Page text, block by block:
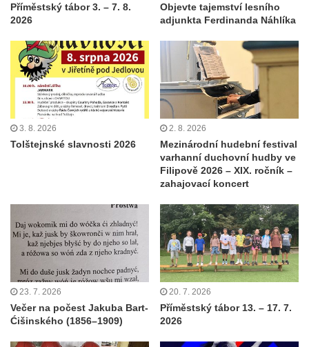
Příměstský tábor 3. – 7. 8.
2026
Objevte tajemství lesního
adjunkta Ferdinanda Náhlíka
3. 8. 2026
Tolštejnské slavnosti 2026
2. 8. 2026
Mezinárodní hudební festival
varhanní duchovní hudby ve
Filipově 2026 – XIX. ročník –
zahajovací koncert
23. 7. 2026
Večer na počest Jakuba Bart-
Ćišinského (1856–1909)
20. 7. 2026
Příměstský tábor 13. – 17. 7.
2026